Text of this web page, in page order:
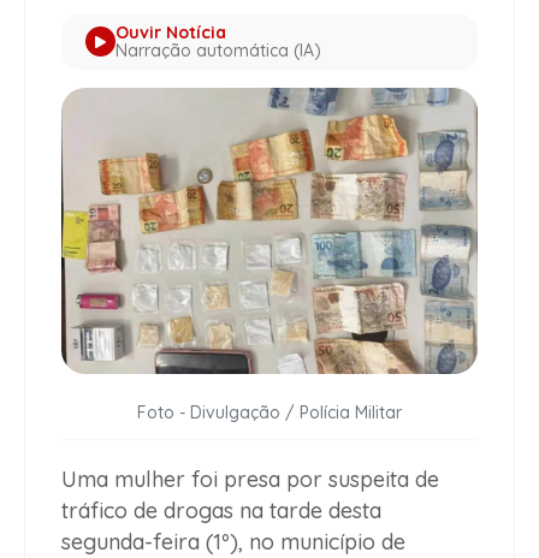
Ouvir Notícia
Narração automática (IA)
Foto - Divulgação / Polícia Militar
Uma mulher foi presa por suspeita de
tráfico de drogas na tarde desta
segunda-feira (1º), no município de